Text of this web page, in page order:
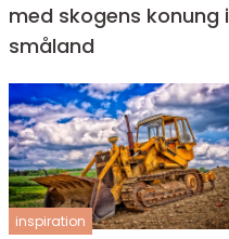
med skogens konung i
småland
inspiration